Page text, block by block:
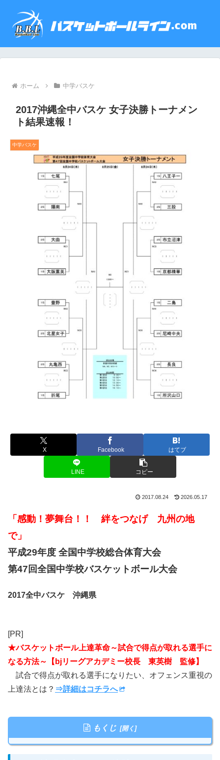
ホーム 中学バスケ
2017沖縄全中バスケ 女子決勝トーナメン
ト結果速報！
中学バスケ
X Facebook はてブ
LINE コピー
2017.08.24 2026.05.17
「感動！夢舞台！！ 絆をつなげ 九州の地
で」
平成29年度 全国中学校総合体育大会
第47回全国中学校バスケットボール大会
2017全中バスケ 沖縄県
[PR]
★バスケットボール上達革命～試合で得点が取れる選手に
なる方法～【bjリーグアカデミー校長 東英樹 監修】
試合で得点が取れる選手になりたい、オフェンス重視の
上達法とは？ ⇒詳細はコチラへ
もくじ